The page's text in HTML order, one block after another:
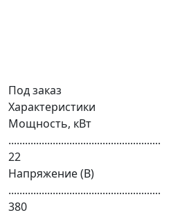
Под заказ
Характеристики
Мощность, кВт
.......................................................
22
Напряжение (В)
.......................................................
380